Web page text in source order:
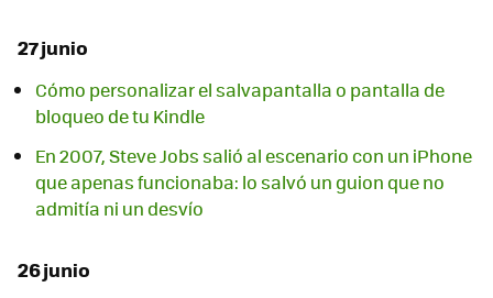
27 junio
Cómo personalizar el salvapantalla o pantalla de
bloqueo de tu Kindle
En 2007, Steve Jobs salió al escenario con un iPhone
que apenas funcionaba: lo salvó un guion que no
admitía ni un desvío
26 junio